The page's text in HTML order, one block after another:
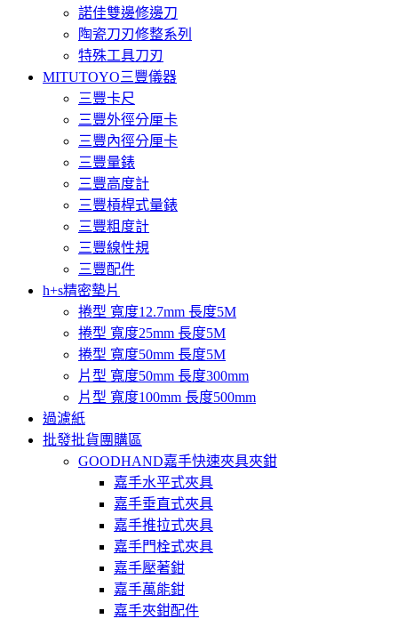
諾佳雙邊修邊刀
陶瓷刀刃修整系列
特殊工具刀刃
MITUTOYO三豐儀器
三豐卡尺
三豐外徑分厘卡
三豐內徑分厘卡
三豐量錶
三豐高度計
三豐槓桿式量錶
三豐粗度計
三豐線性規
三豐配件
h+s精密墊片
捲型 寬度12.7mm 長度5M
捲型 寬度25mm 長度5M
捲型 寬度50mm 長度5M
片型 寬度50mm 長度300mm
片型 寬度100mm 長度500mm
過濾紙
批發批貨團購區
GOODHAND嘉手快速夾具夾鉗
嘉手水平式夾具
嘉手垂直式夾具
嘉手推拉式夾具
嘉手門栓式夾具
嘉手壓著鉗
嘉手萬能鉗
嘉手夾鉗配件